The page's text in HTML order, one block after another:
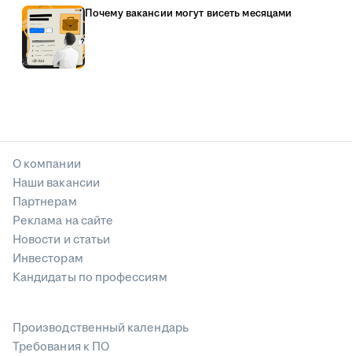
Почему вакансии могут висеть месяцами
О компании
Наши вакансии
Партнерам
Реклама на сайте
Новости и статьи
Инвесторам
Кандидаты по профессиям
Производственный календарь
Требования к ПО